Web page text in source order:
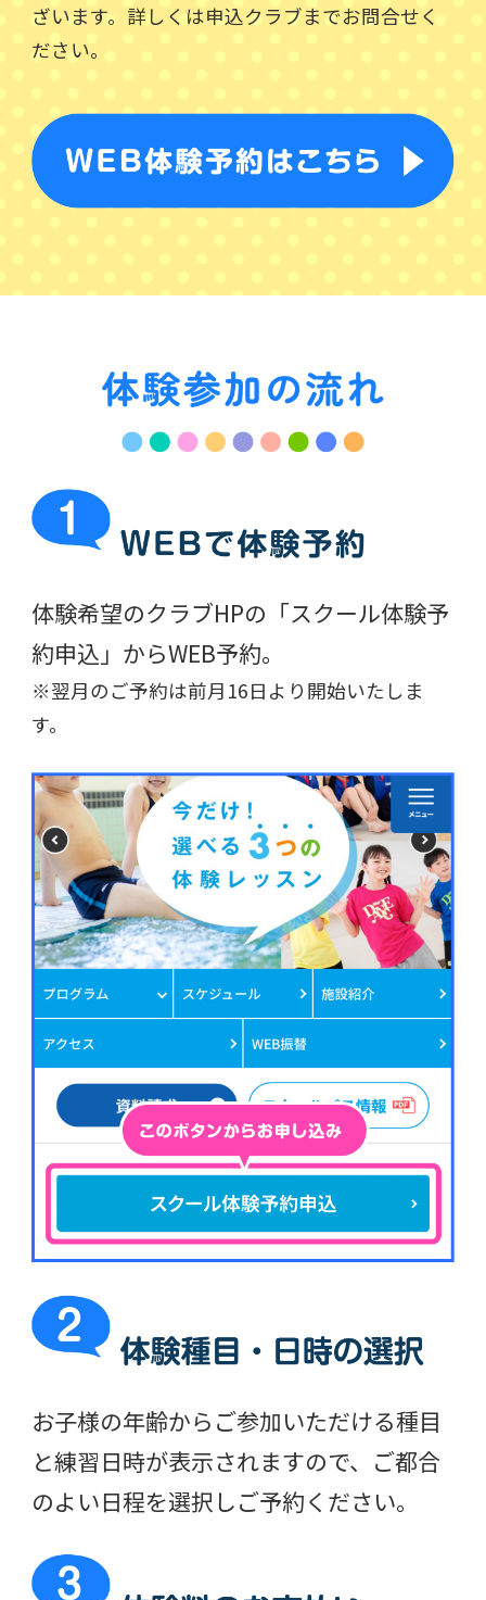
ざいます。詳しくは申込クラブまでお問合せく
ださい。
体験希望のクラブHPの 「スクール体験予
約申込」からWEB予約。
※翌月のご予約は前月16日より開始いたしま
す。
お子様の年齢からご参加いただける種目
と練習日時が表示されますので、ご都合
のよい日程を選択しご予約ください。